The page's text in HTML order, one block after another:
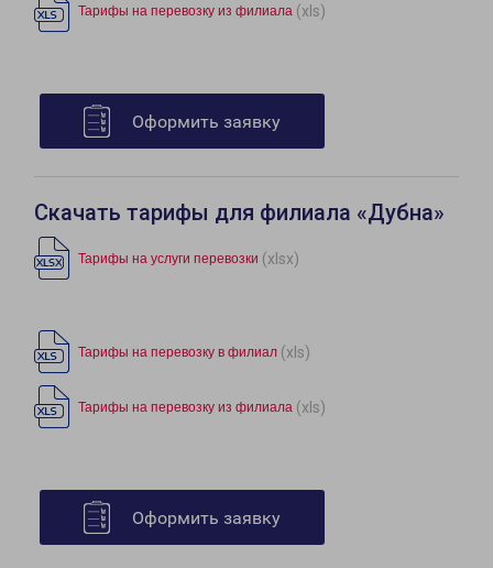
Тарифы на перевозку из филиала (xls)
Оформить заявку
Скачать тарифы для филиала «Дубна»
Тарифы на услуги перевозки (xlsx)
Тарифы на перевозку в филиал (xls)
Тарифы на перевозку из филиала (xls)
Оформить заявку